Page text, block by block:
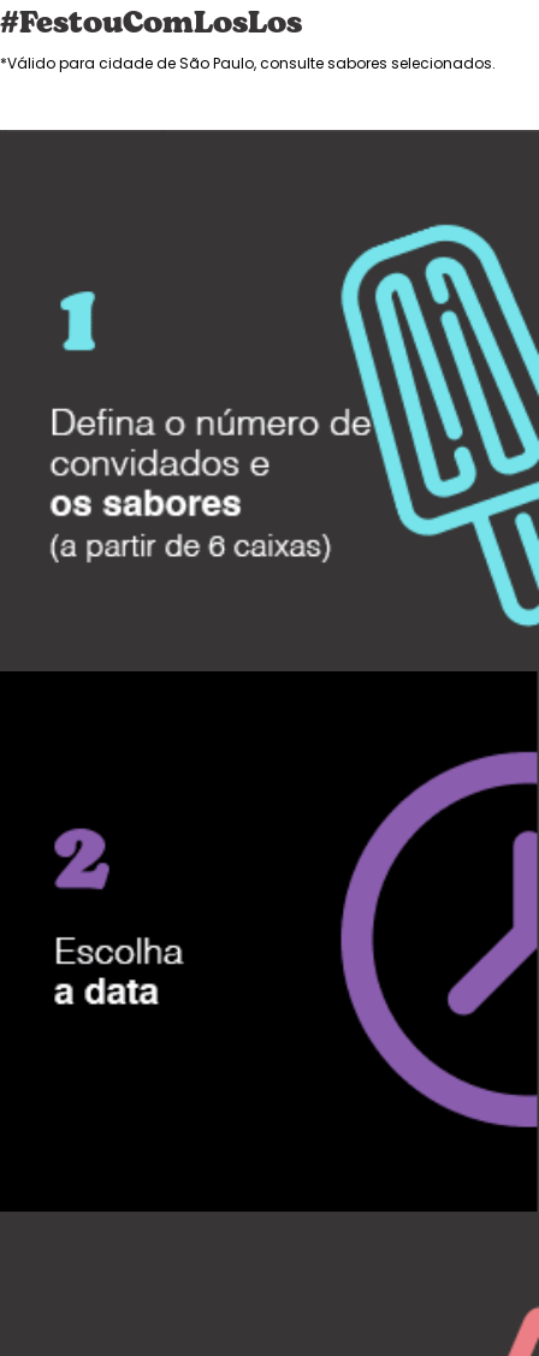
#FestouComLosLos
*Válido para cidade de São Paulo, consulte sabores selecionados.